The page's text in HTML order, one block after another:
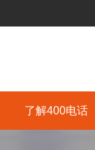
了解400电话